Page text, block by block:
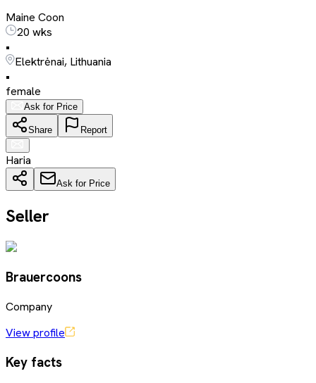
Maine Coon
20 wks
•
Elektrėnai, Lithuania
•
female
Ask for Price
Share Report
Haria
Ask for Price
Seller
Brauercoons
Company
View profile
Key facts